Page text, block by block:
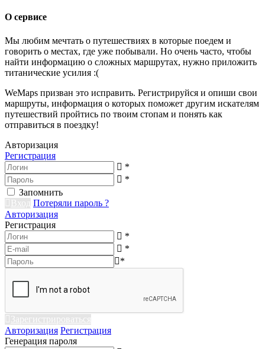
О сервисе
Мы любим мечтать о путешествиях в которые поедем и
говорить о местах, где уже побывали. Но очень часто, чтобы
найти информацию о сложных маршрутах, нужно приложить
титанические усилия :(
WeMaps призван это исправить. Регистрируйся и опиши свои
маршруты, информация о которых поможет другим искателям
путешествий пройтись по твоим стопам и понять как
отправиться в поездку!
Авторизация
Регистрация
*
*
Запомнить
Вход
Потеряли пароль ?
Авторизация
Регистрация
*
*
*
Зарегистрироваться
Авторизация Регистрация
Генерация пароля